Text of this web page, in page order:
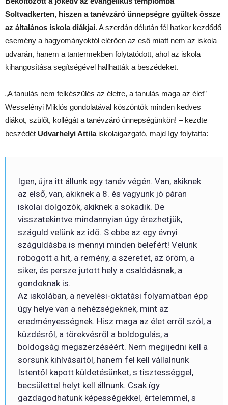
Soltvadkerten, hiszen a tanévzáró ünnepségre gyűltek össze
az általános iskola diákjai. A szerdán délután fél hatkor kezdődő
esemény a hagyományoktól elérően az eső miatt nem az iskola
udvarán, hanem a tantermekben folytatódott, ahol az iskola
kihangosítása segítségével hallhatták a beszédeket.
„A tanulás nem felkészülés az életre, a tanulás maga az élet”
Wesselényi Miklós gondolatával köszöntök minden kedves
diákot, szülőt, kollégát a tanévzáró ünnepségünkön! – kezdte
beszédét Udvarhelyi Attilaiskolaigazgató, majd így folytatta:
Igen, újra itt állunk egy tanév végén. Van, akiknek
az első, van, akiknek a 8. és vagyunk jó páran
iskolai dolgozók, akiknek a sokadik. De
visszatekintve mindannyian úgy érezhetjük,
száguld velünk az idő. S ebbe az egy évnyi
száguldásba is mennyi minden belefért! Velünk
robogott a hit, a remény, a szeretet, az öröm, a
siker, és persze jutott hely a csalódásnak, a
gondoknak is.
Az iskolában, a nevelési-oktatási folyamatban épp
úgy helye van a nehézségeknek, mint az
eredményességnek. Hisz maga az élet erről szól, a
küzdésről, a törekvésről a boldogulás, a
boldogság megszerzéséért. Nem megijedni kell a
sorsunk kihívásaitól, hanem fel kell vállalnunk
Istentől kapott küldetésünket, s tisztességgel,
becsülettel helyt kell állnunk. Csak így
gazdagodhatunk képességekkel, értelemmel, s